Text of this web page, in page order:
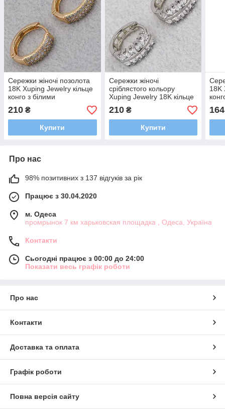
Сережки жіночі позолота
18K Xuping Jewelry кільце
конго з білими
кришталевими
камінчиками діаметр
кільця 15 мм
210 ₴
Купити
Сережки жіночі
сріблястого кольору
Xuping Jewelry 18K кільце
конго з кришталевими
сапфірами діаметр 15 мм
210₴
Купити
18K
164
Про нас
98% позитивних з 137 відгуків за рік
Працює з 30.04.2020
м. Одеса
промрынок 7 км харьковская площадка , Одеса, Україна
Контакти
Сьогодні працює з 00:00 до 24:00
Показати весь графік роботи
Про нас
Контакти
Доставка та оплата
Графік роботи
Повна версія сайту